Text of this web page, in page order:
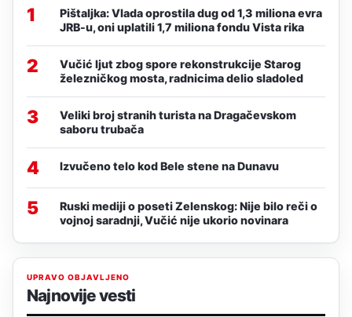
1
Pištaljka: Vlada oprostila dug od 1,3 miliona evra
JRB-u, oni uplatili 1,7 miliona fondu Vista rika
2
Vučić ljut zbog spore rekonstrukcije Starog
železničkog mosta, radnicima delio sladoled
3
Veliki broj stranih turista na Dragačevskom
saboru trubača
4 Izvučeno telo kod Bele stene na Dunavu
5
Ruski mediji o poseti Zelenskog: Nije bilo reči o
vojnoj saradnji, Vučić nije ukorio novinara
UPRAVO OBJAVLJENO
Najnovije vesti